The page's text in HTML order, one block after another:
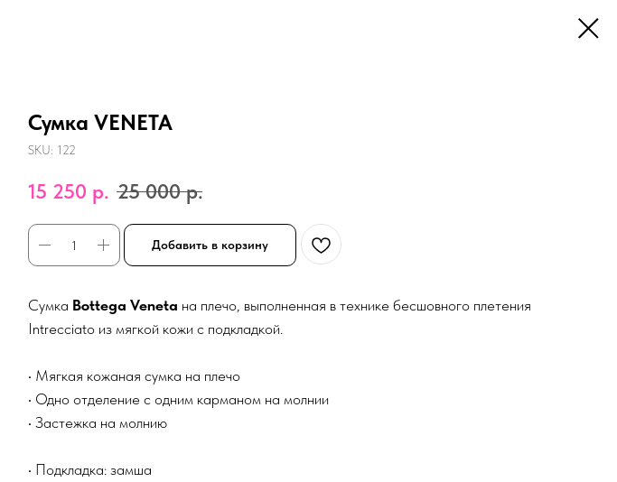
Сумка VENETA
SKU: 122
15 250 р. 25 000 р.
Добавить в корзину
Сумка Bottega Veneta на плечо, выполненная в технике бесшовного плетения
Intrecciato из мягкой кожи с подкладкой.
• Мягкая кожаная сумка на плечо
• Одно отделение с одним карманом на молнии
• Застежка на молнию
• Подкладка: замша